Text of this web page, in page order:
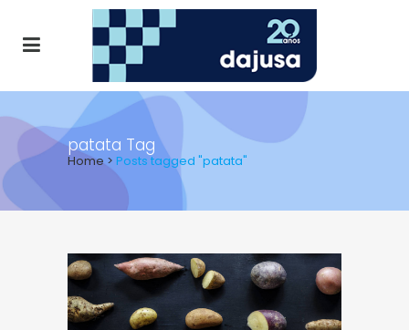
patata Tag
Home> Posts tagged "patata"